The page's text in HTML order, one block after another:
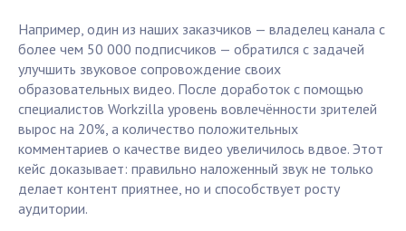
Например, один из наших заказчиков — владелец канала с
более чем 50 000 подписчиков — обратился с задачей
улучшить звуковое сопровождение своих
образовательных видео. После доработок с помощью
специалистов Workzilla уровень вовлечённости зрителей
вырос на 20%, а количество положительных
комментариев о качестве видео увеличилось вдвое. Этот
кейс доказывает: правильно наложенный звук не только
делает контент приятнее, но и способствует росту
аудитории.